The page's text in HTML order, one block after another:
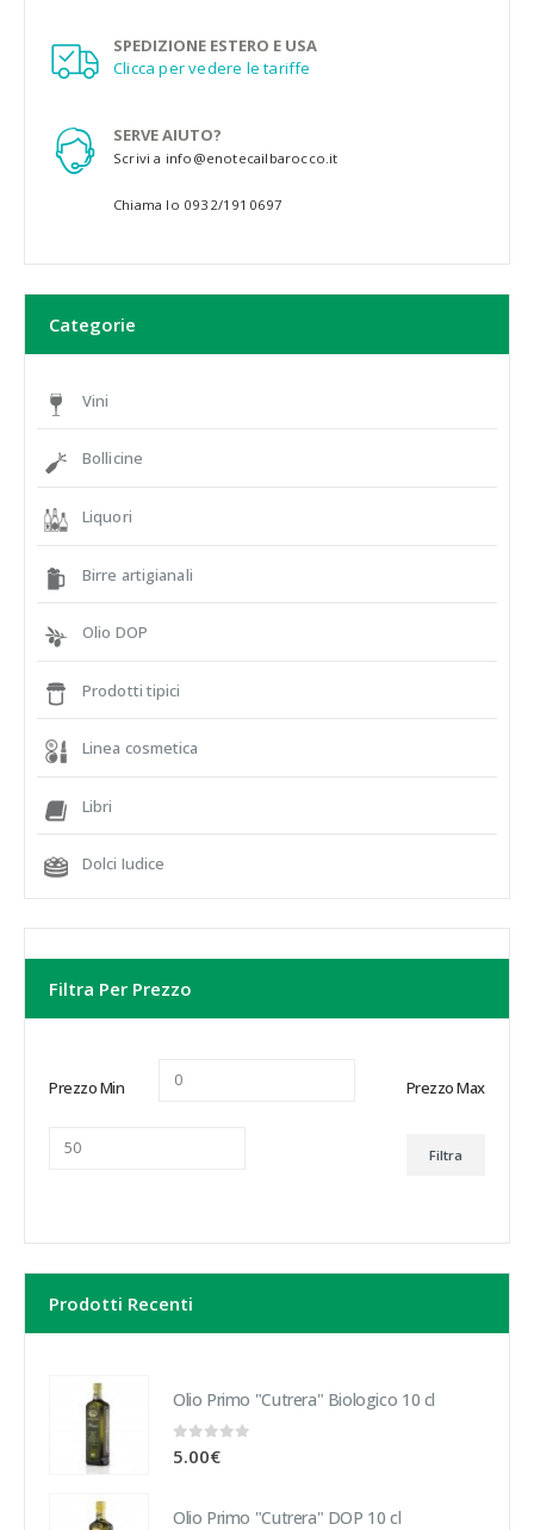
SPEDIZIONE ESTERO E USA
Clicca per vedere le tariffe
SERVE AIUTO?
Scrivi a info@enotecailbarocco.it
Chiama lo 0932/1910697
Categorie
Vini
Bollicine
Liquori
Birre artigianali
Olio DOP
Prodotti tipici
Linea cosmetica
Libri
Dolci Iudice
Filtra Per Prezzo
Prezzo Min Prezzo Max
Filtra
Prodotti Recenti
Olio Primo "Cutrera" Biologico 10 cl
0 Su 5
5.00€
Olio Primo "Cutrera" DOP 10 cl